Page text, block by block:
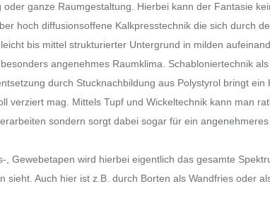
ganze Raumgestaltung. Hierbei kann der Fantasie
hoch diffusionsoffene Kalkpresstechnik die sich durch
bis mittel strukturierter Untergrund in milden
angenehmes Raumklima. Schabloniertechnik
durch Stucknachbildung aus Polystyrol bringt ein
verziert mag. Mittels Tupf und Wickeltechnik kann man
sondern sorgt dabei sogar für ein angenehmeres
Gewebetapen wird hierbei eigentlich das gesamte
Auch hier ist z.B. durch Borten als Wandfries oder